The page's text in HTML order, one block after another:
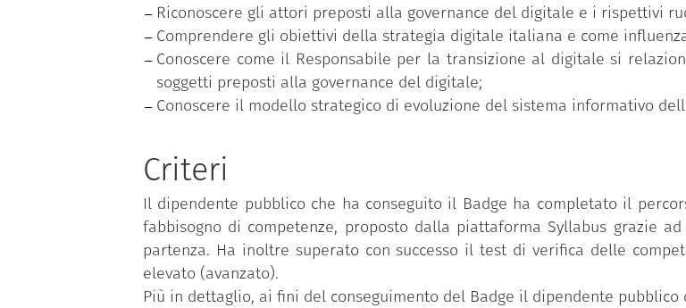
Riconoscere gli attori preposti alla governance del digitale e i rispettivi
Comprendere gli obiettivi della strategia digitale italiana e come
Conoscere come il Responsabile per la transizione al digitale si
soggetti preposti alla governance del digitale;
Conoscere il modello strategico di evoluzione del sistema informativo
Criteri
Il dipendente pubblico che ha conseguito il Badge ha completato il
fabbisogno di competenze, proposto dalla piattaforma Syllabus grazie
partenza. Ha inoltre superato con successo il test di verifica delle
elevato (avanzato).
Più in dettaglio, ai fini del conseguimento del Badge il dipendente pubblico